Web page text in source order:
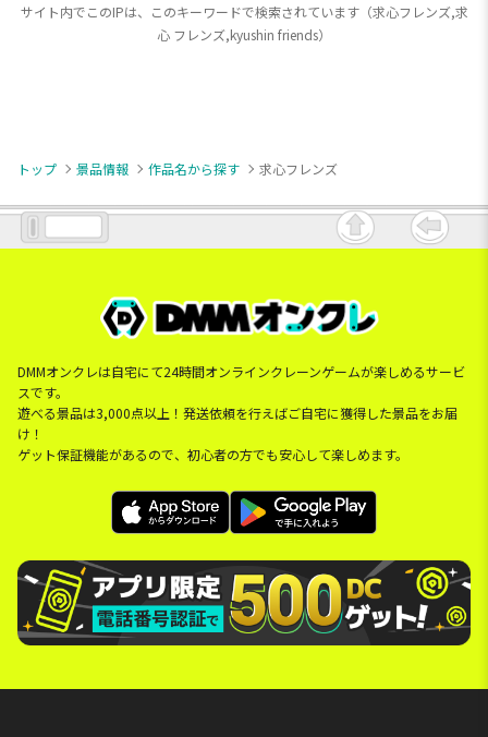
サイト内でこのIPは、このキーワードで検索されています（求心フレンズ,求
心 フレンズ,kyushin friends）
トップ 景品情報 作品名から探す 求心フレンズ
DMMオンクレは自宅にて24時間オンラインクレーンゲームが楽しめるサービ
スです。
遊べる景品は3,000点以上！発送依頼を行えばご自宅に獲得した景品をお届
け！
ゲット保証機能があるので、初心者の方でも安心して楽しめます。